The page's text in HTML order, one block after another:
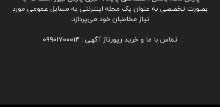
بصورت تخصصی به عنوان یک مجله اینترنتی به مسايل عمومی مورد
نیاز مخاطبان خود می‌پردازد.
تماس با ما و خرید رپورتاژ آگهی : ۰۹۹۰۱۷۰۰۰۱۴